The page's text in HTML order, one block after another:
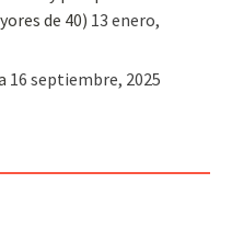
de 40) 13 enero,
16 septiembre, 2025